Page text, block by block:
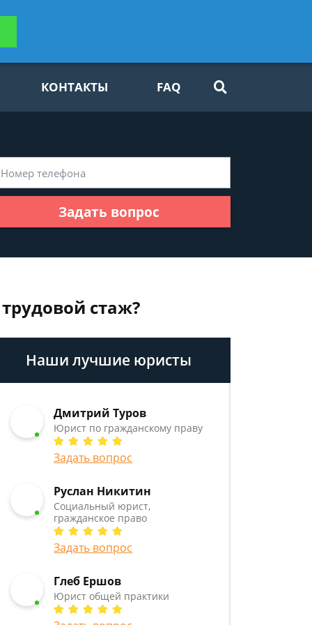
КОНТАКТЫ FAQ
Задать вопрос
стаж?
Наши лучшие юристы
Дмитрий Туров
Юрист по гражданскому праву
Задать вопрос
Руслан Никитин
Социальный юрист,
гражданское право
Задать вопрос
Глеб Ершов
Юрист общей практики